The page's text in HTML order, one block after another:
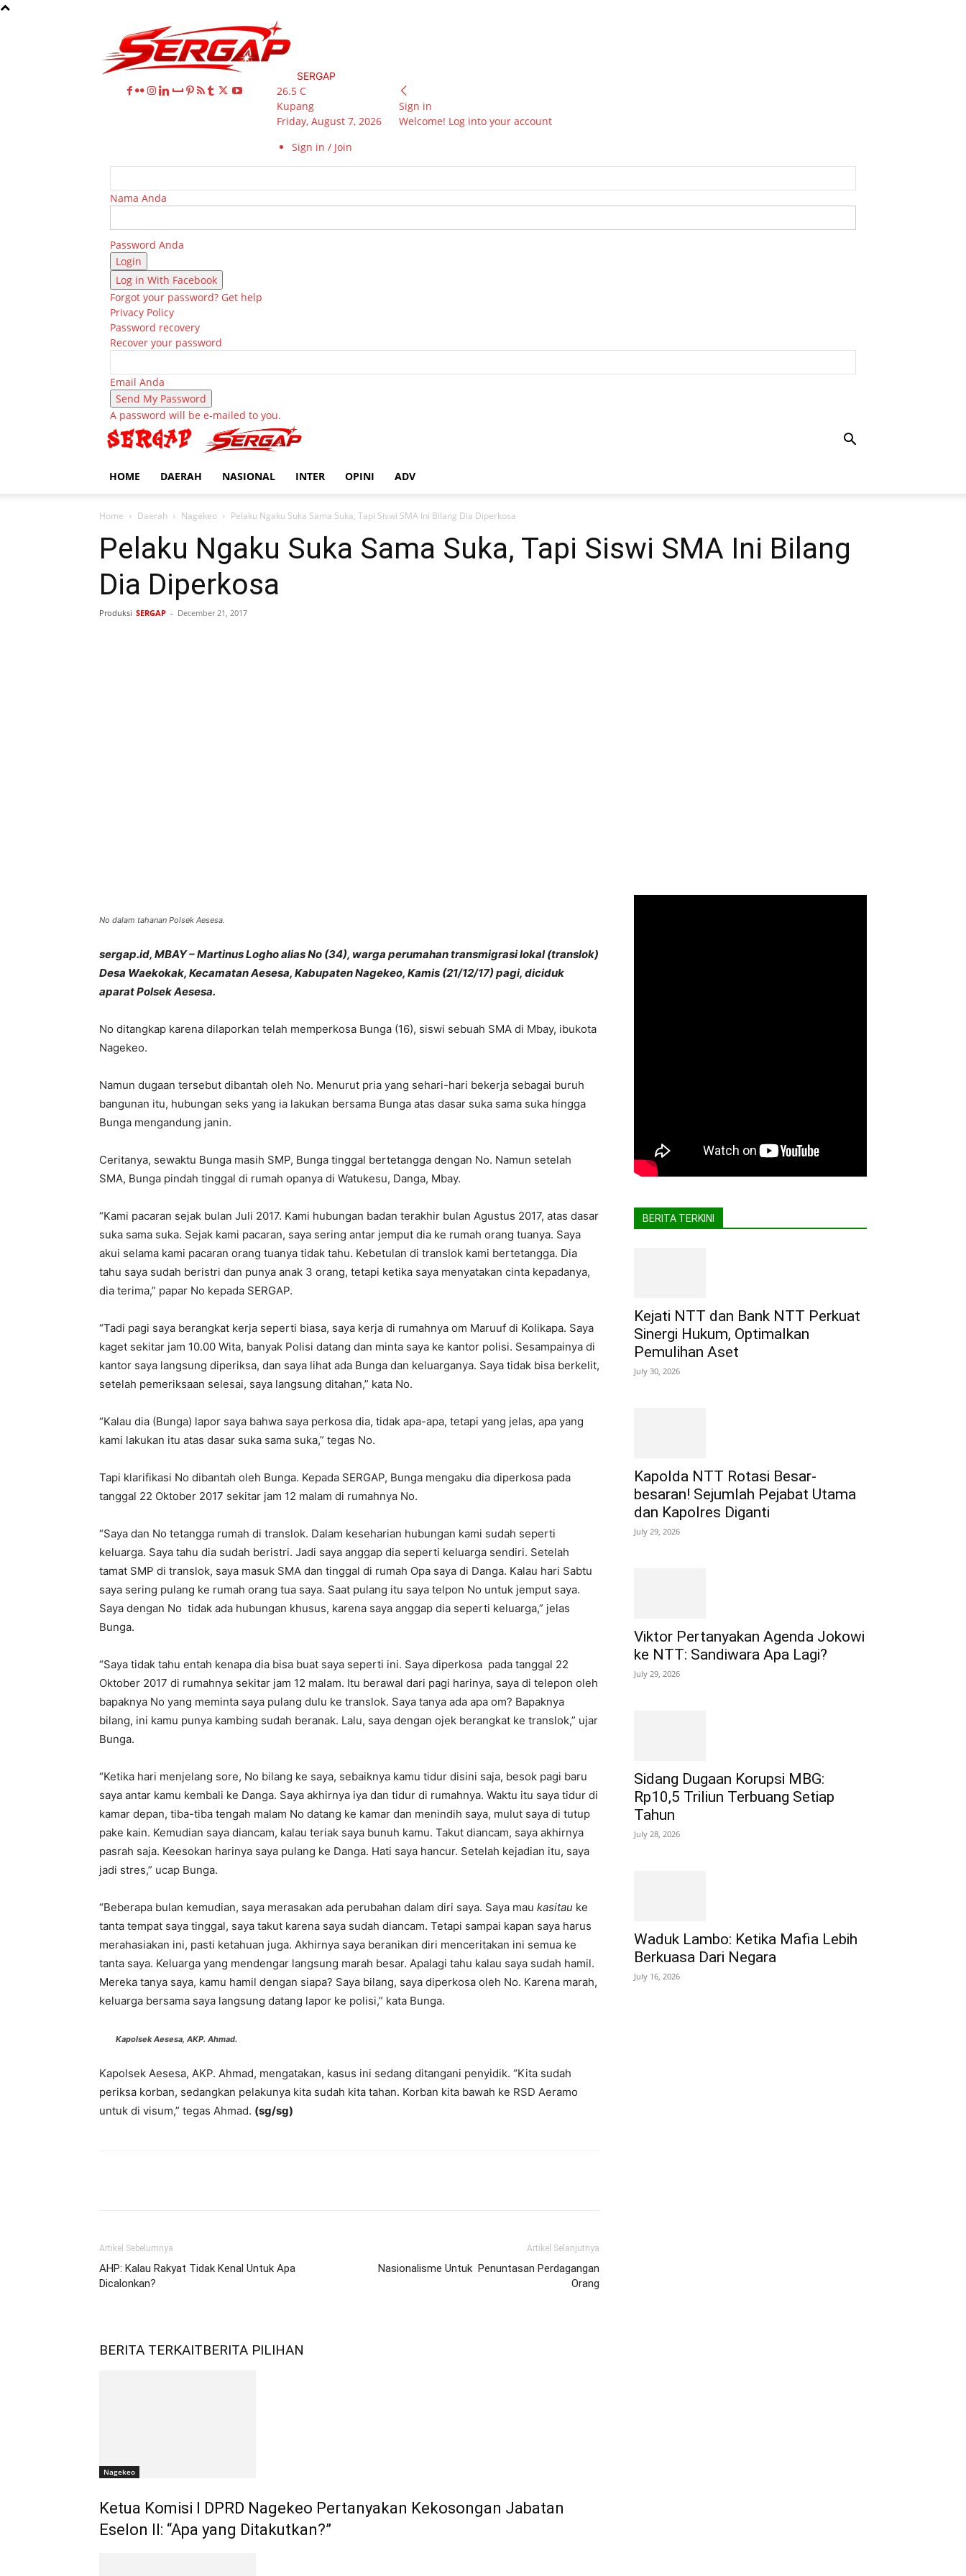
SERGAP
26.5 C
Kupang
Friday, August 7, 2026
Sign in / Join
Sign in
Welcome! Log into your account
Nama Anda
Password Anda
Log in With Facebook
Forgot your password? Get help
Privacy Policy
Password recovery
Recover your password
Email Anda
A password will be e-mailed to you.
HOME DAERAH NASIONAL INTER OPINI ADV
Home Daerah Nagekeo Pelaku Ngaku Suka Sama Suka, Tapi Siswi SMA Ini Bilang Dia Diperkosa
Pelaku Ngaku Suka Sama Suka, Tapi Siswi SMA Ini Bilang
Dia Diperkosa
Produksi SERGAP - December 21, 2017
No dalam tahanan Polsek Aesesa.
sergap.id, MBAY – Martinus Logho alias No (34), warga perumahan transmigrasi lokal (translok)
Desa Waekokak, Kecamatan Aesesa, Kabupaten Nagekeo, Kamis (21/12/17) pagi, diciduk
aparat Polsek Aesesa.
No ditangkap karena dilaporkan telah memperkosa Bunga (16), siswi sebuah SMA di Mbay, ibukota
Nagekeo.
Namun dugaan tersebut dibantah oleh No. Menurut pria yang sehari-hari bekerja sebagai buruh
bangunan itu, hubungan seks yang ia lakukan bersama Bunga atas dasar suka sama suka hingga
Bunga mengandung janin.
Ceritanya, sewaktu Bunga masih SMP, Bunga tinggal bertetangga dengan No. Namun setelah
SMA, Bunga pindah tinggal di rumah opanya di Watukesu, Danga, Mbay.
“Kami pacaran sejak bulan Juli 2017. Kami hubungan badan terakhir bulan Agustus 2017, atas dasar
suka sama suka. Sejak kami pacaran, saya sering antar jemput dia ke rumah orang tuanya. Saya
akui selama kami pacaran orang tuanya tidak tahu. Kebetulan di translok kami bertetangga. Dia
tahu saya sudah beristri dan punya anak 3 orang, tetapi ketika saya menyatakan cinta kepadanya,
dia terima,” papar No kepada SERGAP.
“Tadi pagi saya berangkat kerja seperti biasa, saya kerja di rumahnya om Maruuf di Kolikapa. Saya
kaget sekitar jam 10.00 Wita, banyak Polisi datang dan minta saya ke kantor polisi. Sesampainya di
kantor saya langsung diperiksa, dan saya lihat ada Bunga dan keluarganya. Saya tidak bisa berkelit,
setelah pemeriksaan selesai, saya langsung ditahan,” kata No.
“Kalau dia (Bunga) lapor saya bahwa saya perkosa dia, tidak apa-apa, tetapi yang jelas, apa yang
kami lakukan itu atas dasar suka sama suka,” tegas No.
Tapi klarifikasi No dibantah oleh Bunga. Kepada SERGAP, Bunga mengaku dia diperkosa pada
tanggal 22 Oktober 2017 sekitar jam 12 malam di rumahnya No.
“Saya dan No tetangga rumah di translok. Dalam keseharian hubungan kami sudah seperti
keluarga. Saya tahu dia sudah beristri. Jadi saya anggap dia seperti keluarga sendiri. Setelah
tamat SMP di translok, saya masuk SMA dan tinggal di rumah Opa saya di Danga. Kalau hari Sabtu
saya sering pulang ke rumah orang tua saya. Saat pulang itu saya telpon No untuk jemput saya.
Saya dengan No tidak ada hubungan khusus, karena saya anggap dia seperti keluarga,” jelas
Bunga.
“Saya tidak tahu entah kenapa dia bisa buat saya seperti ini. Saya diperkosa pada tanggal 22
Oktober 2017 di rumahnya sekitar jam 12 malam. Itu berawal dari pagi harinya, saya di telepon oleh
bapaknya No yang meminta saya pulang dulu ke translok. Saya tanya ada apa om? Bapaknya
bilang, ini kamu punya kambing sudah beranak. Lalu, saya dengan ojek berangkat ke translok,” ujar
Bunga.
“Ketika hari menjelang sore, No bilang ke saya, sebaiknya kamu tidur disini saja, besok pagi baru
saya antar kamu kembali ke Danga. Saya akhirnya iya dan tidur di rumahnya. Waktu itu saya tidur di
kamar depan, tiba-tiba tengah malam No datang ke kamar dan menindih saya, mulut saya di tutup
pake kain. Kemudian saya diancam, kalau teriak saya bunuh kamu. Takut diancam, saya akhirnya
pasrah saja. Keesokan harinya saya pulang ke Danga. Hati saya hancur. Setelah kejadian itu, saya
jadi stres,” ucap Bunga.
“Beberapa bulan kemudian, saya merasakan ada perubahan dalam diri saya. Saya mau kasitau ke
tanta tempat saya tinggal, saya takut karena saya sudah diancam. Tetapi sampai kapan saya harus
merahasiakan ini, pasti ketahuan juga. Akhirnya saya beranikan diri menceritakan ini semua ke
tanta saya. Keluarga yang mendengar langsung marah besar. Apalagi tahu kalau saya sudah hamil.
Mereka tanya saya, kamu hamil dengan siapa? Saya bilang, saya diperkosa oleh No. Karena marah,
keluarga bersama saya langsung datang lapor ke polisi,” kata Bunga.
Kapolsek Aesesa, AKP. Ahmad.
Kapolsek Aesesa, AKP. Ahmad, mengatakan, kasus ini sedang ditangani penyidik. “Kita sudah
periksa korban, sedangkan pelakunya kita sudah kita tahan. Korban kita bawah ke RSD Aeramo
untuk di visum,” tegas Ahmad. (sg/sg)
Artikel Sebelumnya
AHP: Kalau Rakyat Tidak Kenal Untuk Apa
Dicalonkan?
Artikel Selanjutnya
Nasionalisme Untuk Penuntasan Perdagangan
Orang
BERITA TERKAITBERITA PILIHAN
Nagekeo
Ketua Komisi I DPRD Nagekeo Pertanyakan Kekosongan Jabatan
Eselon II: “Apa yang Ditakutkan?”
BERITA TERKINI
Kejati NTT dan Bank NTT Perkuat
Sinergi Hukum, Optimalkan
Pemulihan Aset
July 30, 2026
Kapolda NTT Rotasi Besar-
besaran! Sejumlah Pejabat Utama
dan Kapolres Diganti
July 29, 2026
Viktor Pertanyakan Agenda Jokowi
ke NTT: Sandiwara Apa Lagi?
July 29, 2026
Sidang Dugaan Korupsi MBG:
Rp10,5 Triliun Terbuang Setiap
Tahun
July 28, 2026
Waduk Lambo: Ketika Mafia Lebih
Berkuasa Dari Negara
July 16, 2026